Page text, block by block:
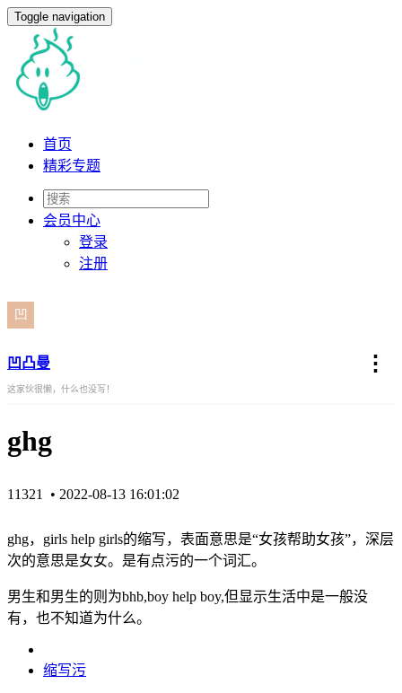
Toggle navigation
首页
精彩专题
会员中心
登录
注册
凹凸曼 ⋮
这家伙很懒，什么也没写！
ghg
11321 • 2022-08-13 16:01:02
ghg，girls help girls的缩写，表面意思是“女孩帮助女孩”，深层
次的意思是女女。是有点污的一个词汇。
男生和男生的则为bhb,boy help boy,但显示生活中是一般没
有，也不知道为什么。
缩写污